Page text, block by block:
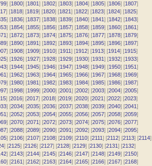
] [1800] [1801] [1802] [1803] [1804] [1805] [1806] [1807]
] [1818] [1819] [1820] [1821] [1822] [1823] [1824] [1825]
] [1836] [1837] [1838] [1839] [1840] [1841] [1842] [1843]
] [1854] [1855] [1856] [1857] [1858] [1859] [1860] [1861]
] [1872] [1873] [1874] [1875] [1876] [1877] [1878] [1879]
] [1890] [1891] [1892] [1893] [1894] [1895] [1896] [1897]
] [1908] [1909] [1910] [1911] [1912] [1913] [1914] [1915]
] [1926] [1927] [1928] [1929] [1930] [1931] [1932] [1933]
] [1944] [1945] [1946] [1947] [1948] [1949] [1950] [1951]
] [1962] [1963] [1964] [1965] [1966] [1967] [1968] [1969]
] [1980] [1981] [1982] [1983] [1984] [1985] [1986] [1987]
] [1998] [1999] [2000] [2001] [2002] [2003] [2004] [2005]
] [2016] [2017] [2018] [2019] [2020] [2021] [2022] [2023]
] [2034] [2035] [2036] [2037] [2038] [2039] [2040] [2041]
] [2052] [2053] [2054] [2055] [2056] [2057] [2058] [2059]
] [2070] [2071] [2072] [2073] [2074] [2075] [2076] [2077]
] [2088] [2089] [2090] [2091] [2092] [2093] [2094] [2095]
] [2106] [2107] [2108] [2109] [2110] [2111] [2112] [2113] [2114]
] [2125] [2126] [2127] [2128] [2129] [2130] [2131] [2132]
] [2143] [2144] [2145] [2146] [2147] [2148] [2149] [2150]
] [2161] [2162] [2163] [2164] [2165] [2166] [2167] [2168]